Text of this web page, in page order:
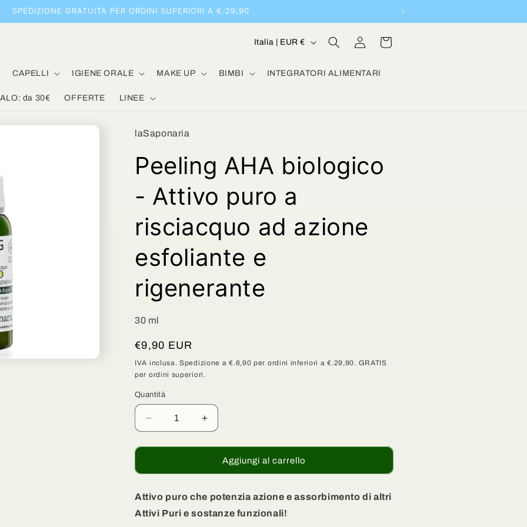
SPEDIZIONE GRATUITA PER ORDINI SUPERIORI A €.29,90
CAPELLI IGIENE ORALE MAKE UP BIMBI INTEGRATORI ALIMENTARI
da 30€ OFFERTE LINEE
P
e
r
a
g
e
o
g
r
c
Italia | EUR € Accedi Carrello
laSaponaria
Peeling AHA biologico
- Attivo puro a
risciacquo ad azione
esfoliante e
rigenerante
30 ml
Prezzo
di
listino
€9,90 EUR
IVA inclusa. Spedizione a €.6,90 per ordini inferiori a €.29,90. GRATIS
per ordini superiori.
Quantità
Quantità
Diminuisci
quantità
per
AHA
-
Attivo
Aumenta
quantità
per
Peeling
AHA
-
Attivo
Aggiungi al carrello
Attivo puro che potenzia azione e assorbimento di altri
Attivi Puri e sostanze funzionali!